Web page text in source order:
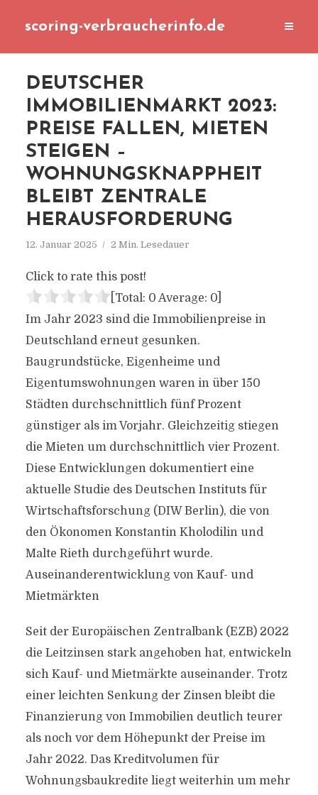
scoring-verbraucherinfo.de
DEUTSCHER
IMMOBILIENMARKT 2023:
PREISE FALLEN, MIETEN
STEIGEN –
WOHNUNGSKNAPPHEIT
BLEIBT ZENTRALE
HERAUSFORDERUNG
12. Januar 2025 2 Min. Lesedauer
Click to rate this post!
[Total: 0 Average: 0]
Im Jahr 2023 sind die Immobilienpreise in
Deutschland erneut gesunken.
Baugrundstücke, Eigenheime und
Eigentumswohnungen waren in über 150
Städten durchschnittlich fünf Prozent
günstiger als im Vorjahr. Gleichzeitig stiegen
die Mieten um durchschnittlich vier Prozent.
Diese Entwicklungen dokumentiert eine
aktuelle Studie des Deutschen Instituts für
Wirtschaftsforschung (DIW Berlin), die von
den Ökonomen Konstantin Kholodilin und
Malte Rieth durchgeführt wurde.
Auseinanderentwicklung von Kauf- und
Mietmärkten
Seit der Europäischen Zentralbank (EZB) 2022
die Leitzinsen stark angehoben hat, entwickeln
sich Kauf- und Mietmärkte auseinander. Trotz
einer leichten Senkung der Zinsen bleibt die
Finanzierung von Immobilien deutlich teurer
als noch vor dem Höhepunkt der Preise im
Jahr 2022. Das Kreditvolumen für
Wohnungsbaukredite liegt weiterhin um mehr